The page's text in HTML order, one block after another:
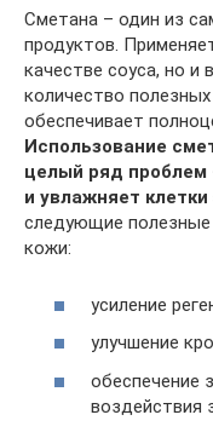
Сметана – один из
продуктов.
качестве соуса, но
количество
обеспечивает
Использование
целый ряд
и увлажняет
следующие полезные
кожи:
усиление
улучшение
обеспечение
воздействия